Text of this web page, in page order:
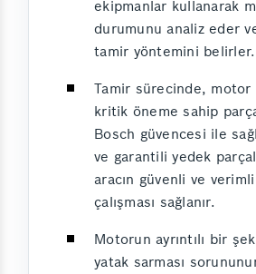
ekipmanlar kullanarak
durumunu analiz eder
tamir yöntemini belirler.
Tamir sürecinde, motor
kritik öneme sahip
Bosch güvencesi ile
ve garantili yedek
aracın güvenli ve
çalışması sağlanır.
Motorun ayrıntılı bir
yatak sarması